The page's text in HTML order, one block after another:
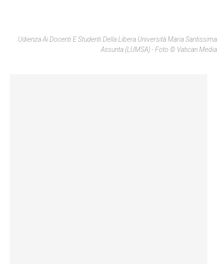
Udienza Ai Docenti E Studenti Della Libera Università Maria Santissima
Assunta (LUMSA) - Foto © Vatican Media